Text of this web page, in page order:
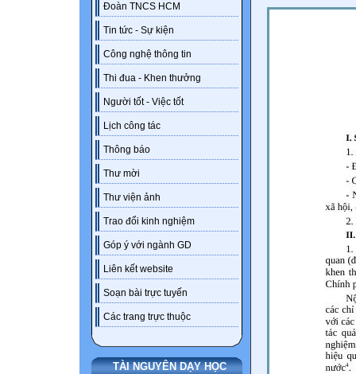
Đoàn TNCS HCM
Tin tức - Sự kiện
Công nghệ thông tin
Thi đua - Khen thưởng
Người tốt - Việc tốt
Lịch công tác
Thông báo
Thư mời
Thư viện ảnh
Trao đổi kinh nghiệm
Góp ý với ngành GD
Liên kết website
Soạn bài trực tuyến
Các trang trực thuộc
TÀI NGUYÊN DẠY HỌC